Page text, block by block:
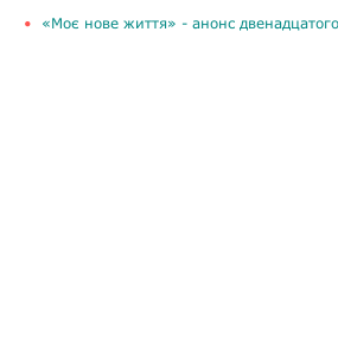
«Моє нове життя» - анонс